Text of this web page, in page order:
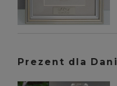
Prezent dla